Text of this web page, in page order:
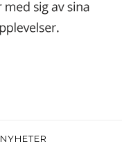
NYHETER